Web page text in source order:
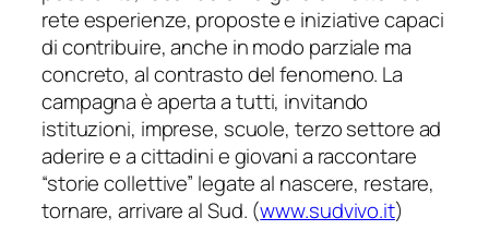
rete esperienze, proposte e iniziative capaci
di contribuire, anche in modo parziale ma
concreto, al contrasto del fenomeno. La
campagna è aperta a tutti, invitando
istituzioni, imprese, scuole, terzo settore ad
aderire e a cittadini e giovani a raccontare
“storie collettive” legate al nascere, restare,
tornare, arrivare al Sud. (www.sudvivo.it)